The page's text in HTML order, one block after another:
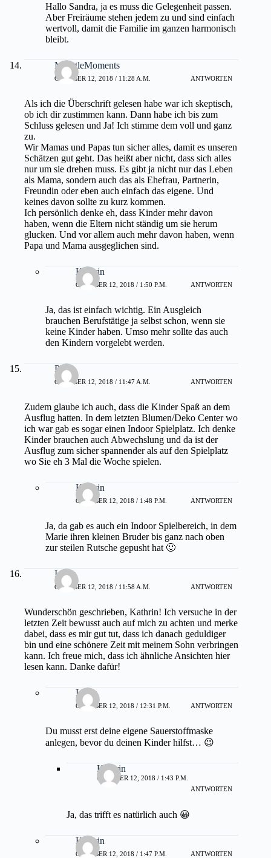
Hallo Sandra, ja es muss die Gelegenheit passen.
Aber Freiräume stehen jedem zu und sind einfach
wertvoll, damit die Familie im ganzen harmonisch
bleibt.
MylittleMoments
OKTOBER 12, 2018 / 11:28 A.M. ANTWORTEN
Als ich die Überschrift gelesen habe war ich skeptisch,
ob ich dir zustimmen kann. Dann habe ich bis zum
Schluss gelesen und Ja! Ich stimme dem voll und ganz
zu.
Wir Mamas und Papas tun sicher alles, damit es unseren
Schätzen gut geht. Das heißt aber nicht, dass sich alles
nur um sie drehen muss. Es gibt ja nicht nur das Leben
als Mama, sondern auch das als Ehefrau, Partnerin,
Freundin oder eben auch einfach das eigene. Und
keines davon sollte zu kurz kommen.
Ich persönlich denke eh, dass Kinder mehr davon
haben, wenn die Eltern nicht ständig um sie herum
glucken. Und vor allem auch mehr davon haben, wenn
Papa und Mama ausgeglichen sind.
Kathrin
OKTOBER 12, 2018 / 1:50 P.M. ANTWORTEN
Ja, das ist einfach wichtig. Ein Ausgleich
brauchen Berufstätige ja selbst schon, wenn sie
keine Kinder haben. Umso mehr sollte das auch
den Kindern vorgelebt werden.
Pia
OKTOBER 12, 2018 / 11:47 A.M. ANTWORTEN
Zudem glaube ich auch, dass die Kinder Spaß an dem
Ausflug hatten. In dem letzten Blumen/Deko Center wo
ich war gab es sogar einen Indoor Spielplatz. Ich denke
Kinder brauchen auch Abwechslung und da ist der
Ausflug zum sicher spannender als auf den Spielplatz
wo Sie eh 3 Mal die Woche spielen.
Kathrin
OKTOBER 12, 2018 / 1:48 P.M. ANTWORTEN
Ja, da gab es auch ein Indoor Spielbereich, in dem
Marie ihren kleinen Bruder bis ganz nach oben
zur steilen Rutsche gepusht hat 🙂
Imola
OKTOBER 12, 2018 / 11:58 A.M. ANTWORTEN
Wunderschön geschrieben, Kathrin! Ich versuche in der
letzten Zeit bewusst auch auf mich zu achten und merke
dabei, dass es mir gut tut, dass ich danach geduldiger
bin und eine schönere Zeit mit meinem Sohn verbringen
kann. Ich freue mich, dass ich ähnliche Ansichten hier
lesen kann. Danke dafür!
Imola
OKTOBER 12, 2018 / 12:31 P.M. ANTWORTEN
Du musst erst deine eigene Sauerstoffmaske
anlegen, bevor du deinen Kinder hilfst… 😉
Kathrin
OKTOBER 12, 2018 / 1:43 P.M.
ANTWORTEN
Ja, das trifft es natürlich auch 😀
Kathrin
OKTOBER 12, 2018 / 1:47 P.M. ANTWORTEN